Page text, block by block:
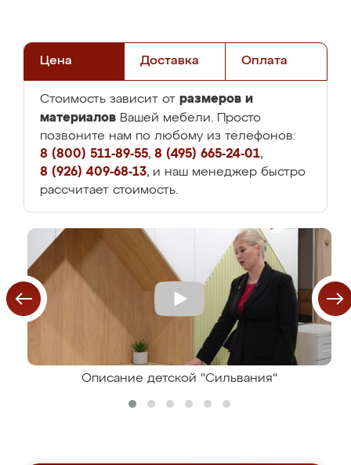
Цена Доставка Оплата
Стоимость зависит от размеров и
материалов Вашей мебели. Просто
позвоните нам по любому из телефонов:
8 (800) 511-89-55, 8 (495) 665-24-01,
8 (926) 409-68-13, и наш менеджер быстро
рассчитает стоимость.
Описание детской "Сильвания"